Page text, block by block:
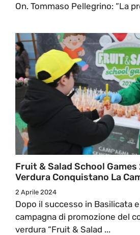
On. Tommaso Pellegrino: “La
Fruit & Salad School
Verdura Conquistano La
2 Aprile 2024
Dopo il successo in Basilicata
campagna di promozione del
verdura “Fruit & Salad ...